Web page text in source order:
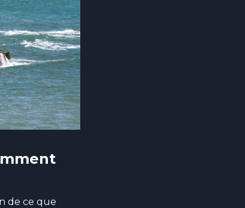
de ce que